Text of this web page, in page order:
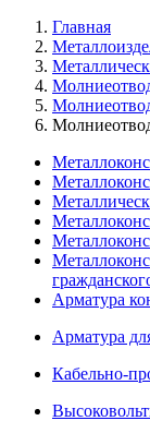
Главная
Арматура
Арматура
Кабельно-